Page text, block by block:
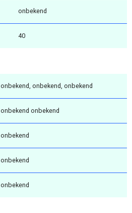
onbekend
40
onbekend, onbekend, onbekend
onbekend onbekend
onbekend
onbekend
onbekend